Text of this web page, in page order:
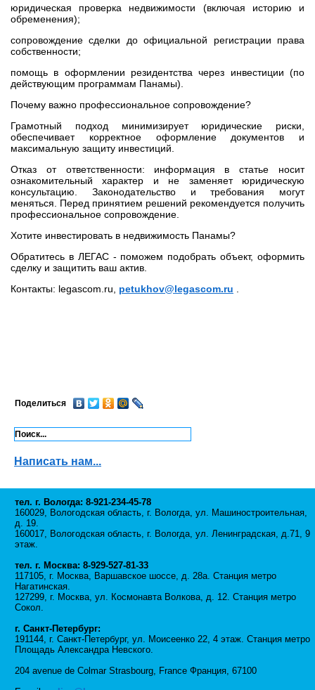
юридическая проверка недвижимости (включая историю и
обременения);
сопровождение сделки до официальной регистрации права
собственности;
помощь в оформлении резидентства через инвестиции (по
действующим программам Панамы).
Почему важно профессиональное сопровождение?
Грамотный подход минимизирует юридические риски,
обеспечивает корректное оформление документов и
максимальную защиту инвестиций.
Отказ от ответственности: информация в статье носит
ознакомительный характер и не заменяет юридическую
консультацию. Законодательство и требования могут
меняться. Перед принятием решений рекомендуется получить
профессиональное сопровождение.
Хотите инвестировать в недвижимость Панамы?
Обратитесь в ЛЕГАС - поможем подобрать объект, оформить
сделку и защитить ваш актив.
Контакты: legascom.ru, petukhov@legascom.ru
Поделиться
Написать нам...
тел. г. Вологда: 8-921-234-45-78
160029, Вологодская область, г. Вологда, ул. Машиностроительная,
д. 19.
160017, Вологодская область, г. Вологда, ул. Ленинградская, д.71, 9
этаж.
тел. г. Москва: 8-929-527-81-33
117105, г. Москва, Варшавское шоссе, д. 28а. Станция метро
Нагатинская.
127299, г. Москва, ул. Космонавта Волкова, д. 12. Станция метро
Сокол.
г. Санкт-Петербург:
191144, г. Санкт-Петербург, ул. Моисеенко 22, 4 этаж. Станция метро
Площадь Александра Невского.
204 avenue de Colmar Strasbourg, France Франция, 67100